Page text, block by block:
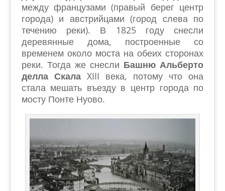
между французами (правый берег центр
города) и австрийцами (город слева по
течению реки). В 1825 году снесли
деревянные дома, построенные со
временем около моста на обеих сторонах
реки. Тогда же снесли Башню Альберто
делла СкалаXIII века, потому что она
стала мешать въезду в центр города по
мосту Понте Нуово.